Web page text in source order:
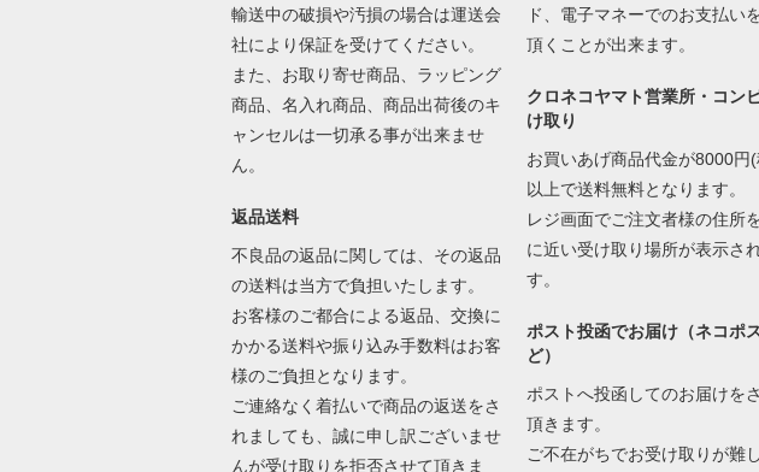
輸送中の破損や汚損の場合は運送会
社により保証を受けてください。
また、お取り寄せ商品、ラッピング
商品、名入れ商品、商品出荷後のキ
ャンセルは一切承る事が出来ませ
ん。
返品送料
不良品の返品に関しては、その返品
の送料は当方で負担いたします。
お客様のご都合による返品、交換に
かかる送料や振り込み手数料はお客
様のご負担となります。
ご連絡なく着払いで商品の返送をさ
れましても、誠に申し訳ございませ
んが受け取りを拒否させて頂きま
ド、電子マネーでのお支払い
頂くことが出来ます。
クロネコヤマト営業所・コン
け取り
お買いあげ商品代金が8000円
以上で送料無料となります。
レジ画面でご注文者様の住所
に近い受け取り場所が表示さ
す。
ポスト投函でお届け（ネコポ
ど）
ポストへ投函してのお届けを
頂きます。
ご不在がちでお受け取りが難